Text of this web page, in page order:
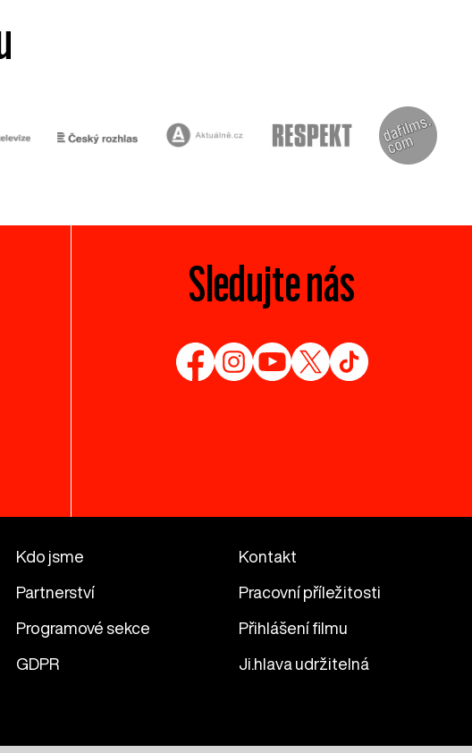
Sledujte nás
Kdo jsme Kontakt
Partnerství Pracovní příležitosti
Programové sekce Přihlášení filmu
GDPR Ji.hlava udržitelná